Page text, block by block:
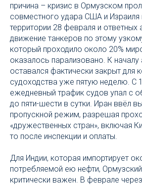
причина – кризис в Ормузском
совместного удара США и Израиля
территории 28 февраля и ответных
движение танкеров по этому
который проходило около 20%
оказалось парализовано. К началу
оставался фактически закрыт для
судоходства уже пятую неделю. С
ежедневный трафик судов упал с
до пяти-шести в сутки. Иран ввёл
пропускной режим, разрешая
«дружественных стран», включая
то после инспекции и оплаты.
Для Индии, которая импортирует
потребляемой ею нефти,
критически важен. В феврале